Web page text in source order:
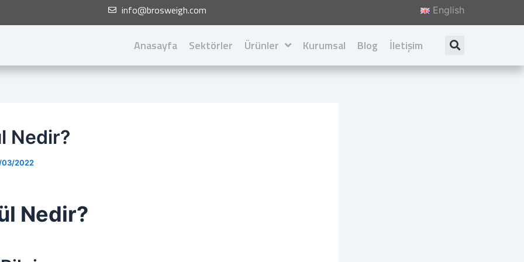
info@brosweigh.com English
Anasayfa Sektörler Ürünler Kurumsal
Hakkımızda
Blog İletişim Search
Nedir?
03/2022
Nedir?